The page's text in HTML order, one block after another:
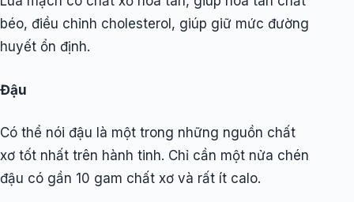
béo, điều chỉnh cholesterol, giúp giữ mức đường
huyết ổn định.
Đậu
Có thể nói đậu là một trong những nguồn chất
xơ tốt nhất trên hành tinh. Chỉ cần một nửa chén
đậu có gần 10 gam chất xơ và rất ít calo.